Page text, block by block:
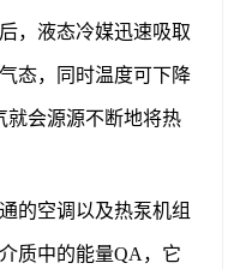
，液态冷媒迅速吸取
态，同时温度可下降
会源源不断地将热
的空调以及热泵机组
质中的能量QA，它